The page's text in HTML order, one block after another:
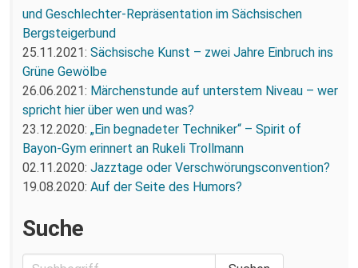
und Geschlechter-Repräsentation im Sächsischen
Bergsteigerbund
25.11.2021: Sächsische Kunst – zwei Jahre Einbruch ins
Grüne Gewölbe
26.06.2021: Märchenstunde auf unterstem Niveau – wer
spricht hier über wen und was?
23.12.2020: „Ein begnadeter Techniker“ – Spirit of
Bayon-Gym erinnert an Rukeli Trollmann
02.11.2020: Jazztage oder Verschwörungsconvention?
19.08.2020: Auf der Seite des Humors?
Suche